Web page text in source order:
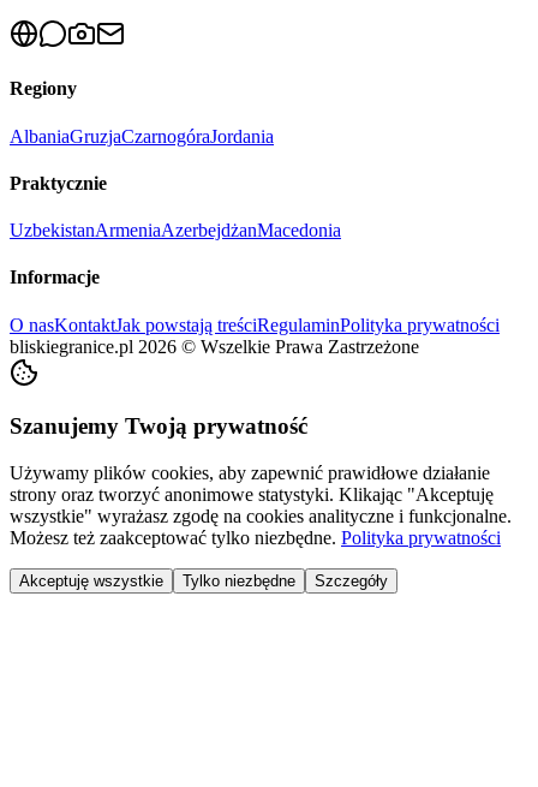
Regiony
AlbaniaGruzjaCzarnogóraJordania
Praktycznie
UzbekistanArmeniaAzerbejdżanMacedonia
Informacje
O nasKontaktJak powstają treściRegulaminPolityka prywatności
bliskiegranice.pl 2026 © Wszelkie Prawa Zastrzeżone
Szanujemy Twoją prywatność
Używamy plików cookies, aby zapewnić prawidłowe działanie
strony oraz tworzyć anonimowe statystyki. Klikając "Akceptuję
wszystkie" wyrażasz zgodę na cookies analityczne i funkcjonalne.
Możesz też zaakceptować tylko niezbędne. Polityka prywatności
Akceptuję wszystkie Tylko niezbędne Szczegóły